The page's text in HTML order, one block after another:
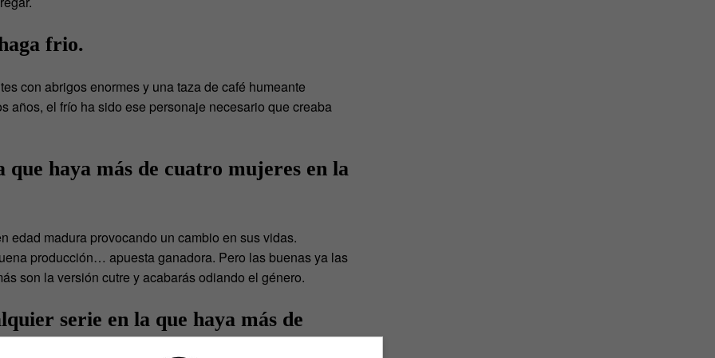
frio.
con abrigos enormes y una taza de café humeante
años, el frío ha sido ese personaje necesario que creaba
haya más de cuatro mujeres en la
edad madura provocando un cambio en sus vidas.
producción… apuesta ganadora. Pero las buenas ya las
son la versión cutre y acabarás odiando el género.
serie en la que haya más de